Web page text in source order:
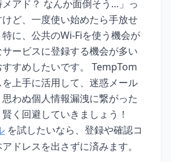
アド？ なんか面倒そう…」っ
ど、一度使い始めたら手放せ
に、公共のWi-Fiを使う機会が
ービスに登録する機会が多い
すめしたいです。 TempTom
上手に活用して、迷惑メール
わぬ個人情報漏洩に繋がった
く回避していきましょう！
を試したいなら、登録や確認コ
ドレスを出さずに済みます。